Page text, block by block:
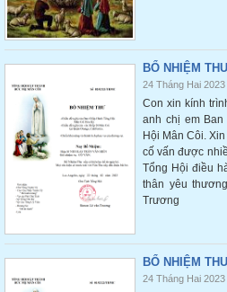
BỔ NHIỆM
24 Tháng Hai 2023
Con xin kính
anh chị em
Hội Mân Côi.
cố vấn được
Tổng Hội điều
thân yêu
Trương
BỔ NHIỆM
24 Tháng Hai 2023